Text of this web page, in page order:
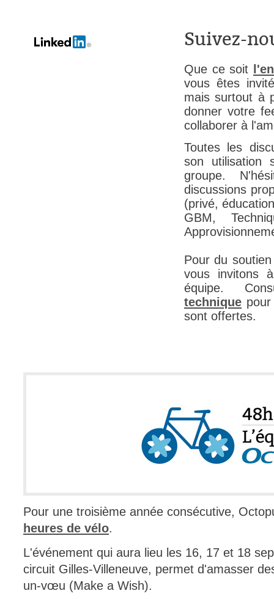
Journée
KB
Loi25 Quebec
M'inscrire au
MailIntegration
Mobile Octopus
niveaux
Notes de
Octopus 5
Octopus 7
Outils
permissions
Portail Web
Rapports &
SLA
SR
suivi principal
TLS Sécurité
utilisateur
Suivez-
Que ce soit
vous êtes
mais surtout à
donner votre
collaborer à
Toutes les
son utilisation
groupe.
discussions
(privé,
GBM,
Pour du
vous invitons
équipe.
technique
sont offertes.
Pour une troisième année consécutive,
heures de vélo.
L'événement qui aura lieu les 16, 17 et 18
circuit Gilles-Villeneuve, permet d'amasser
un-vœu (Make a Wish).